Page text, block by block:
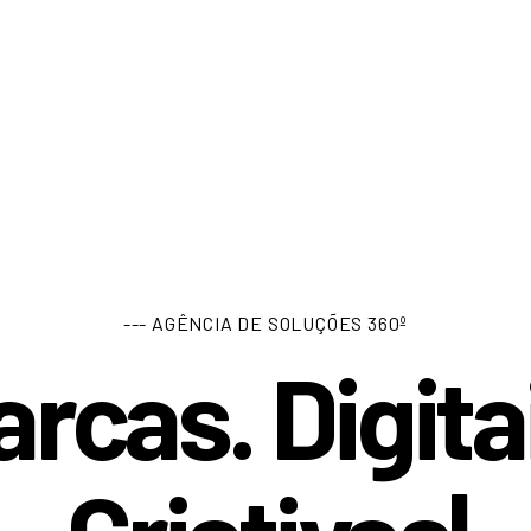
--- AGÊNCIA DE SOLUÇÕES 360º